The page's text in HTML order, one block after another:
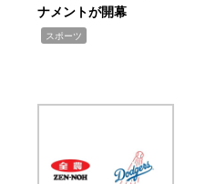
ナメントが開幕
スポーツ